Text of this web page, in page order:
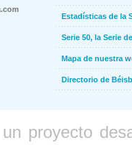
Estadísticas de la
Serie 50, la Serie
Mapa de nuestra
Directorio de
proyecto